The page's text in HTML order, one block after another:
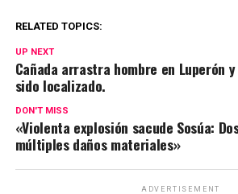
RELATED TOPICS:
UP NEXT
Cañada arrastra hombre en Luperón
sido localizado.
DON'T MISS
«Violenta explosión sacude Sosúa:
múltiples daños materiales»
ADVERTISEMENT